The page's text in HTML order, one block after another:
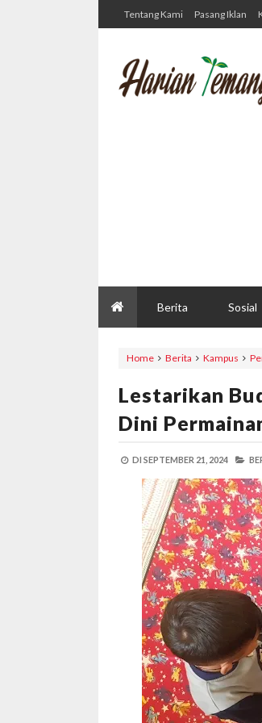
Tentang Kami Pasang Iklan
Berita Sosial
Home Berita Kampus
Lestarikan
Dini
DI SEPTEMBER 21, 2024